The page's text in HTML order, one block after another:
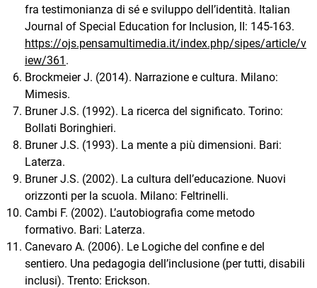
fra testimonianza di sé e sviluppo dell’identità. Italian
Journal of Special Education for Inclusion, II: 145-163.
https://ojs.pensamultimedia.it/index.php/sipes/article/v
iew/361 .
Brockmeier J. (2014). Narrazione e cultura. Milano:
Mimesis.
Bruner J.S. (1992). La ricerca del significato. Torino:
Bollati Boringhieri.
Bruner J.S. (1993). La mente a più dimensioni. Bari:
Laterza.
Bruner J.S. (2002). La cultura dell’educazione. Nuovi
orizzonti per la scuola. Milano: Feltrinelli.
Cambi F. (2002). L’autobiografia come metodo
formativo. Bari: Laterza.
Canevaro A. (2006). Le Logiche del confine e del
sentiero. Una pedagogia dell’inclusione (per tutti, disabili
inclusi). Trento: Erickson.